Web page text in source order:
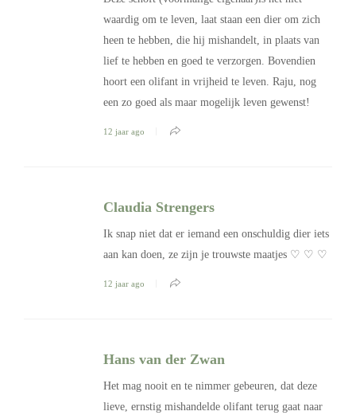
waardig om te leven, laat staan een dier om zich
heen te hebben, die hij mishandelt, in plaats van
lief te hebben en goed te verzorgen. Bovendien
hoort een olifant in vrijheid te leven. Raju, nog
een zo goed als maar mogelijk leven gewenst!
12 jaar ago
Claudia Strengers
Ik snap niet dat er iemand een onschuldig dier iets
aan kan doen, ze zijn je trouwste maatjes ♡ ♡ ♡
12 jaar ago
Hans van der Zwan
Het mag nooit en te nimmer gebeuren, dat deze
lieve, ernstig mishandelde olifant terug gaat naar